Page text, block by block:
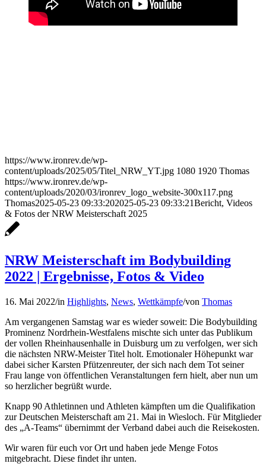
https://www.ironrev.de/wp-
content/uploads/2025/05/Titel_NRW_YT.jpg 1080 1920 Thomas
https://www.ironrev.de/wp-
content/uploads/2020/03/ironrev_logo_website-300x117.png
Thomas2025-05-23 09:33:202025-05-23 09:33:21Bericht, Videos
& Fotos der NRW Meisterschaft 2025
NRW Meisterschaft im Bodybuilding
2022 | Ergebnisse, Fotos & Video
16. Mai 2022/in Highlights, News, Wettkämpfe/von Thomas
Am vergangenen Samstag war es wieder soweit: Die Bodybuilding
Prominenz Nordrhein-Westfalens mischte sich unter das Publikum
der vollen Rheinhausenhalle in Duisburg um zu verfolgen, wer sich
die nächsten NRW-Meister Titel holt. Emotionaler Höhepunkt war
dabei sicher Karsten Pfützenreuter, der sich nach dem Tot seiner
Frau lange von öffentlichen Veranstaltungen fern hielt, aber nun um
so herzlicher begrüßt wurde.
Knapp 90 Athletinnen und Athleten kämpften um die Qualifikation
zur Deutschen Meisterschaft am 21. Mai in Wiesloch. Für Mitglieder
des „A-Teams“ übernimmt der Verband dabei auch die Reisekosten.
Wir waren für euch vor Ort und haben jede Menge Fotos
mitgebracht. Diese findet ihr unten.